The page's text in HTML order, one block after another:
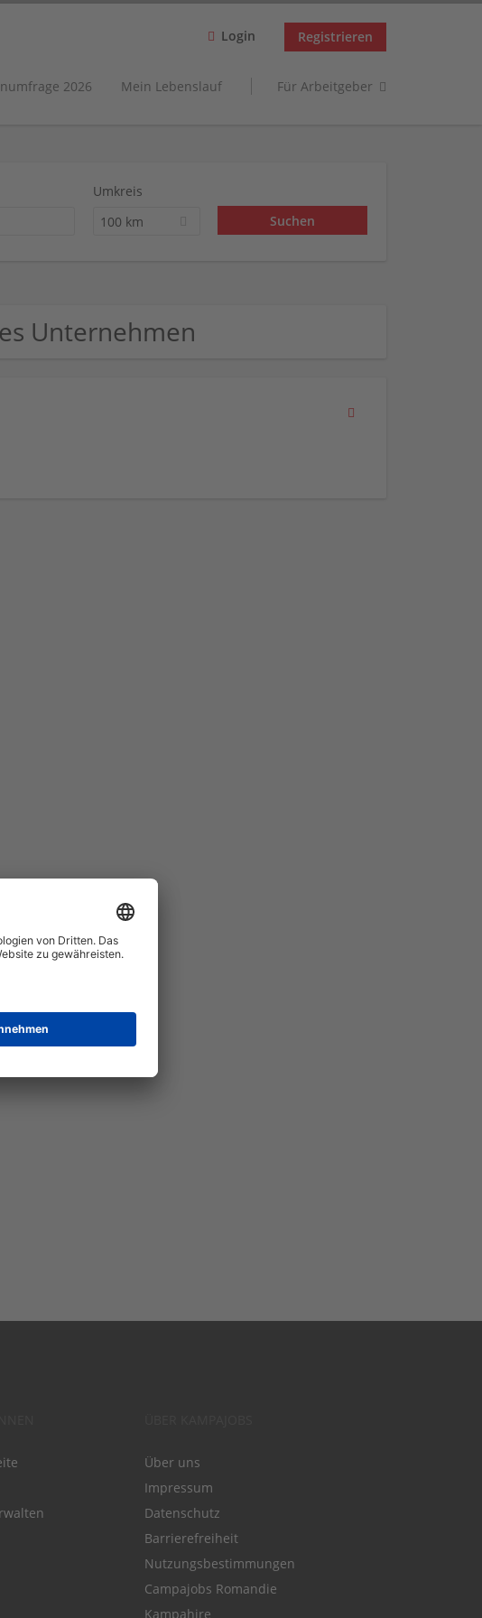
Login Registrieren
2026 Mein Lebenslauf Für Arbeitgeber
Umkreis
100 km
Unternehmen
Über uns
Impressum
Datenschutz
Barrierefreiheit
Nutzungsbestimmungen
Campajobs Romandie
Kampahire